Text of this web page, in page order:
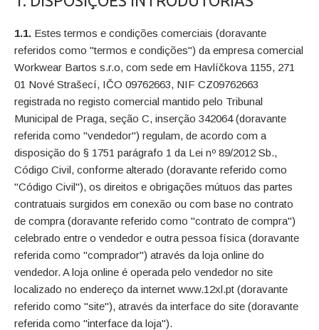
1.1. Estes termos e condições comerciais (doravante
referidos como "termos e condições") da empresa comercial
Workwear Bartos s.r.o, com sede em Havlíčkova 1155, 271
01 Nové Strašecí, IČO 09762663, NIF CZ09762663
registrada no registo comercial mantido pelo Tribunal
Municipal de Praga, seção C, inserção 342064 (doravante
referida como "vendedor") regulam, de acordo com a
disposição do § 1751 parágrafo 1 da Lei nº 89/2012 Sb.,
Código Civil, conforme alterado (doravante referido como
"Código Civil"), os direitos e obrigações mútuos das partes
contratuais surgidos em conexão ou com base no contrato
de compra (doravante referido como "contrato de compra")
celebrado entre o vendedor e outra pessoa física (doravante
referida como "comprador") através da loja online do
vendedor. A loja online é operada pelo vendedor no site
localizado no endereço da internet www.12xl.pt (doravante
referido como "site"), através da interface do site (doravante
referida como "interface da loja").